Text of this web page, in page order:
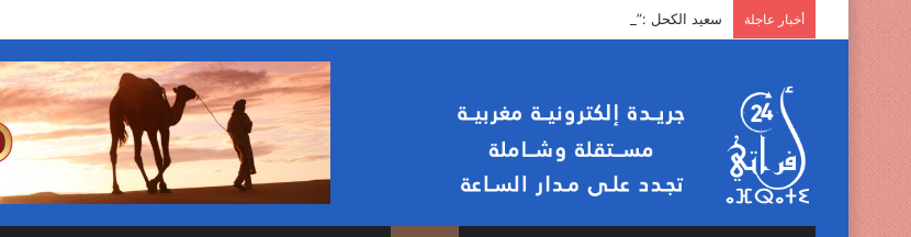
أخبار عاجلة سعيد الكحل :” الخرفان لا تمر عبر مضيق هرمز”.